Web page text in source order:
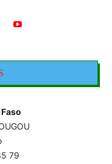
79